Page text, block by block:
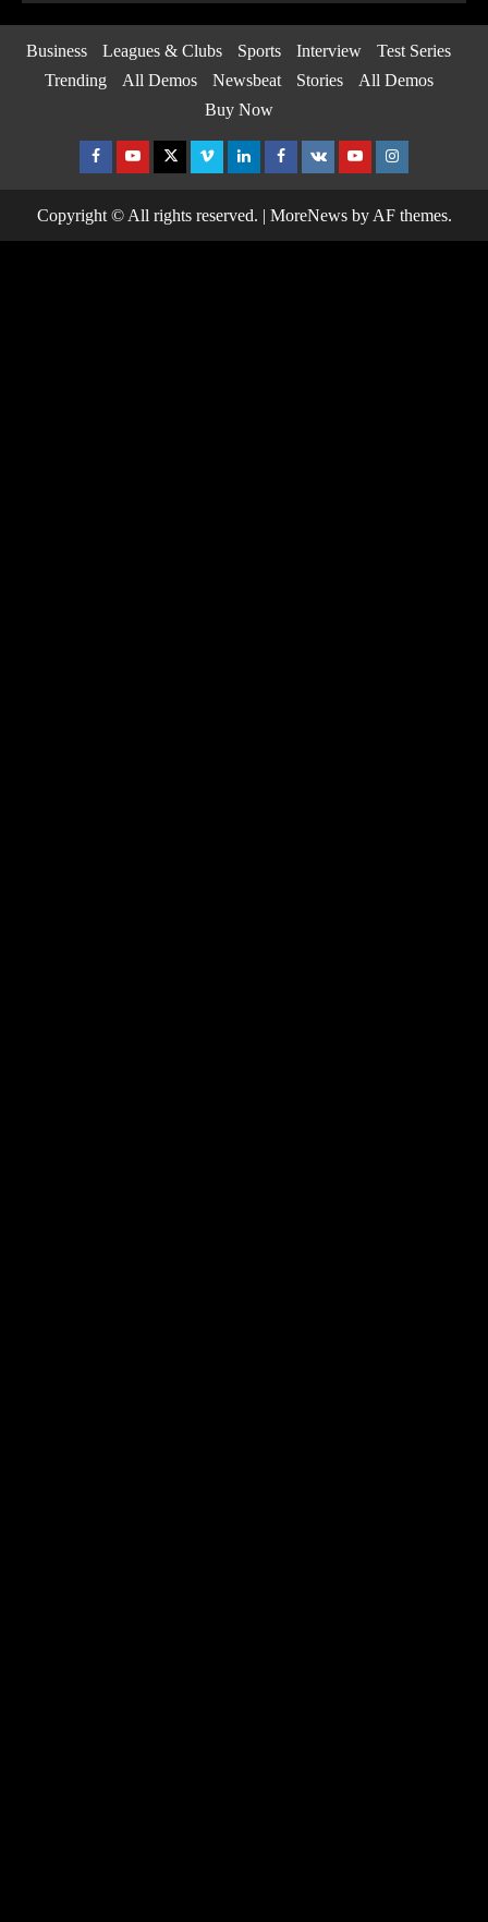
Business Leagues & Clubs Sports Interview
Test Series
Trending
All Demos Newsbeat Stories
All Demos
Buy Now
Facebook
YoutubeTwitterVimeoLinkedinFacebook
VK YoutubeInstagram
Copyright © All rights reserved. | MoreNewsby AF themes.